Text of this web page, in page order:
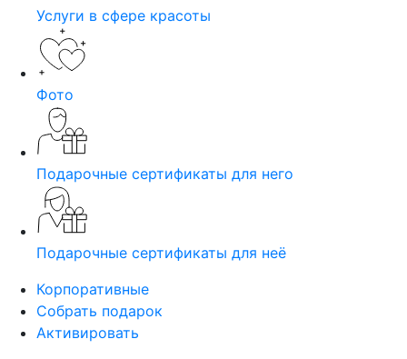
Услуги в сфере красоты
Фото
Подарочные сертификаты для него
Подарочные сертификаты для неё
Корпоративные
Собрать подарок
Активировать